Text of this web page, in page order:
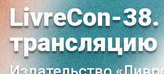
LivreCon-
трансляцию